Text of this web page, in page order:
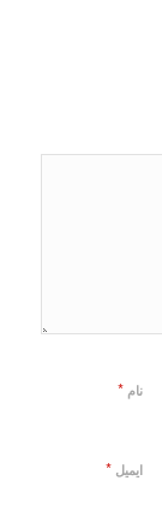
نام *
ایمیل *